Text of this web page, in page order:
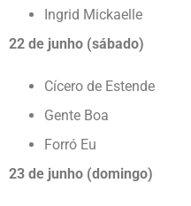
Ingrid Mickaelle
22 de junho (sábado)
Cícero de Estende
Gente Boa
Forró Eu
23 de junho (domingo)